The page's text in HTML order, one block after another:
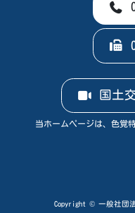
国土
当ホームページは、色覚
Copyright © 一般社団